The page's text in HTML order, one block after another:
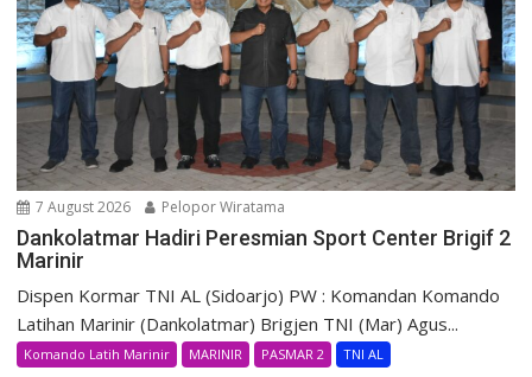
7 August 2026 Pelopor Wiratama
Dankolatmar Hadiri Peresmian Sport Center Brigif 2
Marinir
Dispen Kormar TNI AL (Sidoarjo) PW : Komandan Komando
Latihan Marinir (Dankolatmar) Brigjen TNI (Mar) Agus...
Komando Latih Marinir MARINIR PASMAR 2 TNI AL